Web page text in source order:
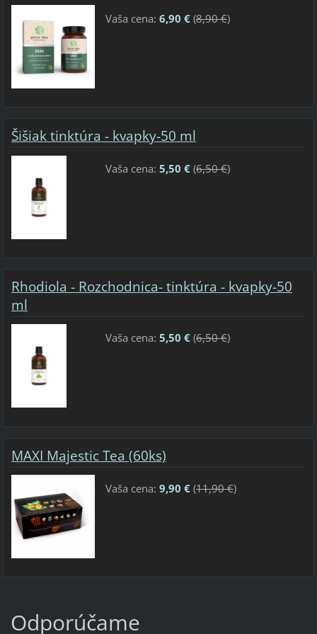
Vaša cena: 6,90 €(8,90 €)
Šišiak tinktúra - kvapky-50 ml
Vaša cena: 5,50 €(6,50 €)
Rhodiola - Rozchodnica- tinktúra - kvapky-50
ml
Vaša cena: 5,50 €(6,50 €)
MAXI Majestic Tea (60ks)
Vaša cena: 9,90 €(11,90 €)
Odporúčame